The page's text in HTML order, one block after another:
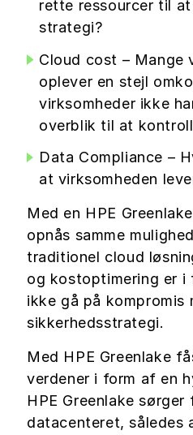
rette ressourcer til
strategi?
Cloud cost – Mange
oplever en stejl
virksomheder ikke
overblik til at
Data Compliance –
at virksomheden
Med en HPE
opnås samme
traditionel cloud
og kostoptimering er i
ikke gå på kompromis
sikkerhedsstrategi.
Med HPE Greenlake
verdener i form af en
HPE Greenlake
datacenteret, således